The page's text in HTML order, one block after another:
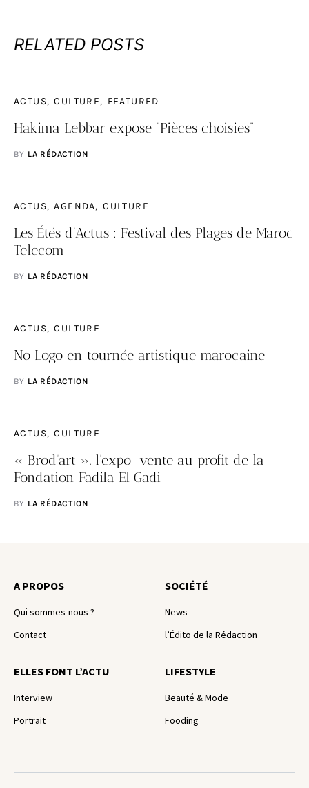
RELATED POSTS
ACTUS CULTURE FEATURED
Hakima Lebbar expose “Pièces choisies”
BY LA RÉDACTION
ACTUS AGENDA CULTURE
Les Étés d’Actus : Festival des Plages de Maroc
Telecom
BY LA RÉDACTION
ACTUS CULTURE
No Logo en tournée artistique marocaine
BY LA RÉDACTION
ACTUS CULTURE
« Brod’art », l’expo-vente au profit de la
Fondation Fadila El Gadi
BY LA RÉDACTION
A PROPOS
Qui sommes-nous ?
Contact
SOCIÉTÉ
News
l’Édito de la Rédaction
ELLES FONT L’ACTU
Interview
Portrait
LIFESTYLE
Beauté & Mode
Fooding